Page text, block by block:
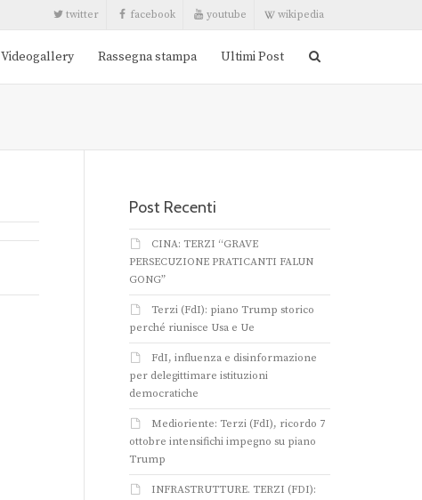
twitter facebook youtube wikipedia
Videogallery Rassegna stampa Ultimi Post
Post Recenti
CINA: TERZI “GRAVE
PERSECUZIONE PRATICANTI FALUN
GONG”
Terzi (FdI): piano Trump storico
perché riunisce Usa e Ue
FdI, influenza e disinformazione
per delegittimare istituzioni
democratiche
Medioriente: Terzi (FdI), ricordo 7
ottobre intensifichi impegno su piano
Trump
INFRASTRUTTURE. TERZI (FDI):